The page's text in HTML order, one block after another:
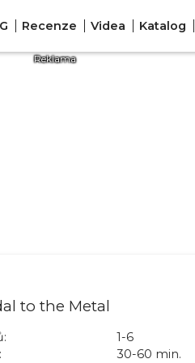
Recenze Videa Katalog
to the Metal
1-6
30-60 min.